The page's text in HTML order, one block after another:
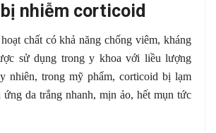
nhiễm corticoid
chất có khả năng chống viêm, kháng
sử dụng trong y khoa với liều lượng
nhiên, trong mỹ phẩm, corticoid bị lạm
ứng da trắng nhanh, mịn ảo, hết mụn tức